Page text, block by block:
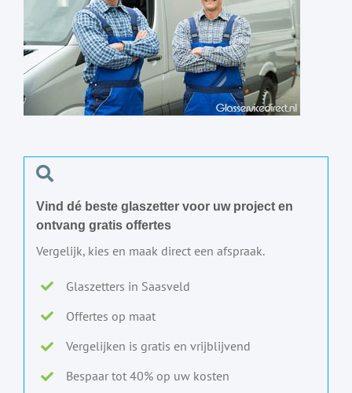
Vind dé beste glaszetter voor uw project en
ontvang gratis offertes
Vergelijk, kies en maak direct een afspraak.
Glaszetters in Saasveld
Offertes op maat
Vergelijken is gratis en vrijblijvend
Bespaar tot 40% op uw kosten